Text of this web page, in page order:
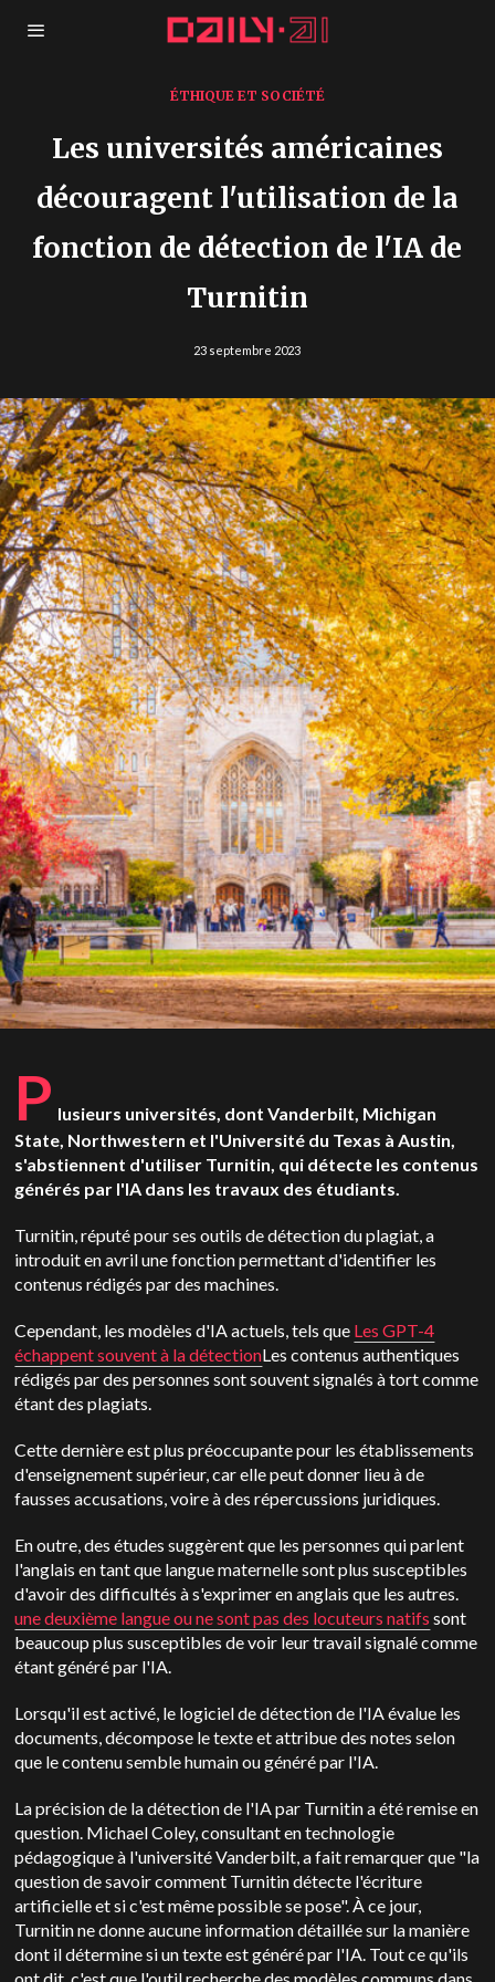
ÉTHIQUE ET SOCIÉTÉ
Les universités américaines
découragent l'utilisation de la
fonction de détection de l'IA de
Turnitin
23 septembre 2023
P lusieurs universités, dont Vanderbilt, Michigan
State, Northwestern et l'Université du Texas à Austin,
s'abstiennent d'utiliser Turnitin, qui détecte les contenus
générés par l'IA dans les travaux des étudiants.
Turnitin, réputé pour ses outils de détection du plagiat, a
introduit en avril une fonction permettant d'identifier les
contenus rédigés par des machines.
Cependant, les modèles d'IA actuels, tels que Les GPT-4
échappent souvent à la détectionLes contenus authentiques
rédigés par des personnes sont souvent signalés à tort comme
étant des plagiats.
Cette dernière est plus préoccupante pour les établissements
d'enseignement supérieur, car elle peut donner lieu à de
fausses accusations, voire à des répercussions juridiques.
En outre, des études suggèrent que les personnes qui parlent
l'anglais en tant que langue maternelle sont plus susceptibles
d'avoir des difficultés à s'exprimer en anglais que les autres.
une deuxième langue ou ne sont pas des locuteurs natifs sont
beaucoup plus susceptibles de voir leur travail signalé comme
étant généré par l'IA.
Lorsqu'il est activé, le logiciel de détection de l'IA évalue les
documents, décompose le texte et attribue des notes selon
que le contenu semble humain ou généré par l'IA.
La précision de la détection de l'IA par Turnitin a été remise en
question. Michael Coley, consultant en technologie
pédagogique à l'université Vanderbilt, a fait remarquer que "la
question de savoir comment Turnitin détecte l'écriture
artificielle et si c'est même possible se pose". À ce jour,
Turnitin ne donne aucune information détaillée sur la manière
dont il détermine si un texte est généré par l'IA. Tout ce qu'ils